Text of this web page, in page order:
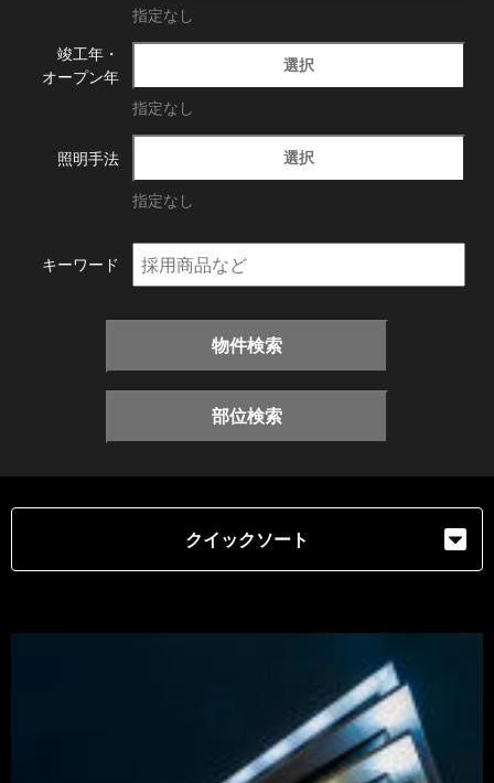
指定なし
竣工年・
オープン年
選択
指定なし
照明手法 選択
指定なし
キーワード
物件検索
部位検索
クイックソート